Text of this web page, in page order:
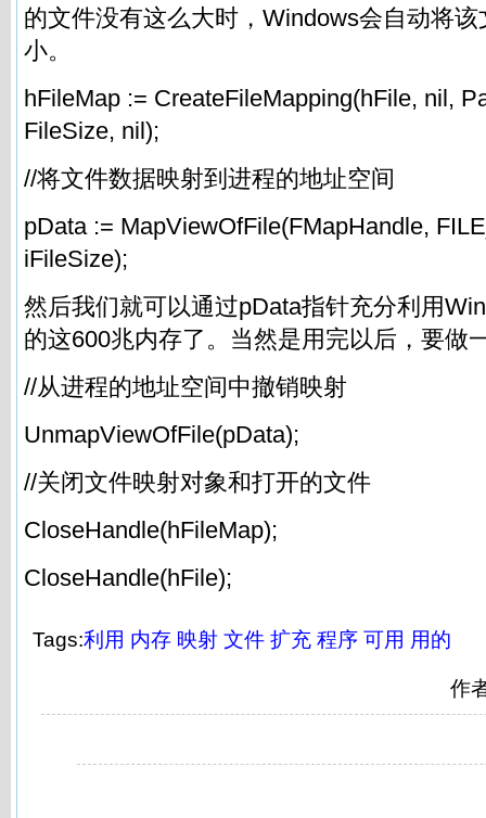
的文件没有这么大时，Windows会自动将
小。
hFileMap := CreateFileMapping(hFile, nil,
FileSize, nil);
//将文件数据映射到进程的地址空间
pData := MapViewOfFile(FMapHandle,
iFileSize);
然后我们就可以通过pData指针充分利用
的这600兆内存了。当然是用完以后，要做
//从进程的地址空间中撤销映射
UnmapViewOfFile(pData);
//关闭文件映射对象和打开的文件
CloseHandle(hFileMap);
CloseHandle(hFile);
Tags:利用 内存 映射 文件 扩充 程序 可用 用的
作